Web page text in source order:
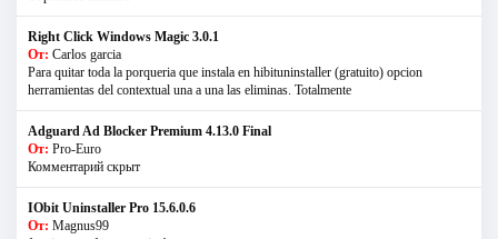
Right Click Windows Magic 3.0.1
От: Carlos garcia
Para quitar toda la porqueria que instala en hibituninstaller (gratuito) opcion
herramientas del contextual una a una las eliminas. Totalmente
Adguard Ad Blocker Premium 4.13.0 Final
От: Pro-Euro
Комментарий скрыт
IObit Uninstaller Pro 15.6.0.6
От: Magnus99